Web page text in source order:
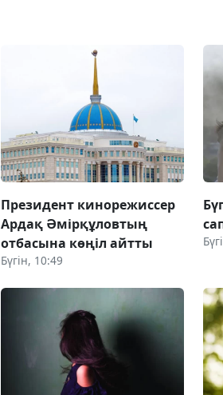
Президент кинорежиссер
Ардақ Әмірқұловтың
отбасына көңіл айтты
Бүгін, 10:49